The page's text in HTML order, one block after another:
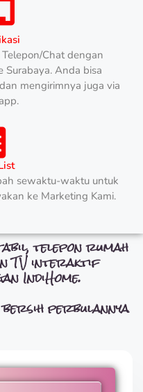
Chat dengan
Surabaya. Anda bisa
mengirimnya juga via
sewaktu-waktu untuk
ke Marketing Kami.
telepon rumah
TV interaktif
IndiHome.
perbulannya